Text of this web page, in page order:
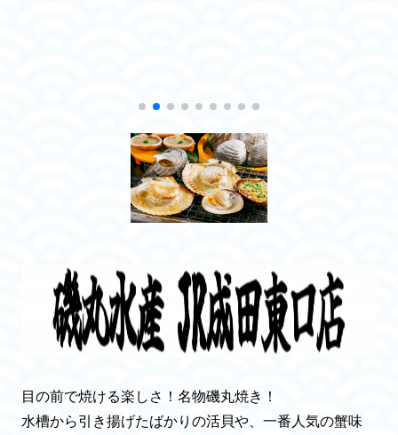
目の前で焼ける楽しさ！名物磯丸焼き！
水槽から引き揚げたばかりの活貝や、一番人気の蟹味